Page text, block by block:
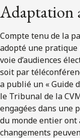
Adaptation
Compte tenu de la
adopté une
voie d’audiences
soit par
a publié un « Guide
le Tribunal de la
engagées dans une
du monde entier ont
changements